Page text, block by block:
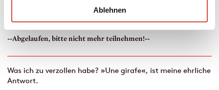
Ablehnen
kuschelige Weggefährten, die Sie auf Ihren nächsten
Reisen begleiten könnten.
--Abgelaufen, bitte nicht mehr teilnehmen!--
Was ich zu verzollen habe? »Une girafe«, ist meine ehrliche
Antwort.